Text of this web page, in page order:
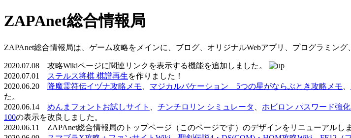
ZAPAnet総合情報局
ZAPAnet総合情報局は、ゲーム攻略をメインに、ブログ、オリジナルWebアプリ、プログラミン
2020.07.08 攻略Wikiページに関連リンクを表示する機能を追加しました。
2020.07.01
ステルス将棋 棋譜再生を作りました！
2020.06.20
降魔霊符伝イヅナ攻略メモ マジカルバケーション 5つの星がならぶとき攻略メモ
た。
2020.06.14 めんまフォントお試しサイト チンチロリン シミュレータ ホビロン パスワード強
100の表示を改良しました。
2020.06.11 ZAPAnet総合情報局のトップページ（このページです）のデザインをリニューアルし